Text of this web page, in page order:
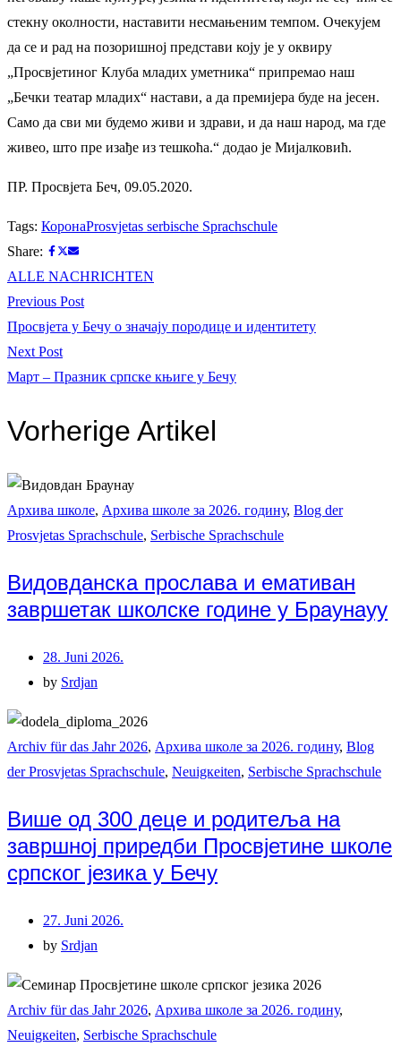
стекну околности, наставити несмањеним темпом. Очекујем
да се и рад на позоришној представи коју је у оквиру
„Просвјетиног Клуба младих уметника“ припремао наш
„Бечки театар младих“ настави, а да премијера буде на јесен.
Само да сви ми будемо живи и здрави, и да наш народ, ма где
живео, што пре изађе из тешкоћа.“ додао је Мијалковић.
ПР. Просвјета Беч, 09.05.2020.
Tags: КоронаProsvjetas serbische Sprachschule
Share:
ALLE NACHRICHTEN
Beitrags-
Navigation
Previous PostPrevious
post:
Просвјета у Бечу о значају породице и идентитету
Next PostNext
post:
Март – Празник српске књиге у Бечу
Vorherige Artikel
Архива школе, Архива школе за 2026. годину, Blog der
Prosvjetas Sprachschule, Serbische Sprachschule
Видовданска прослава и емативан
завршетак школске године у Браунауу
28. Juni 2026.
by Srdjan
Archiv für das Jahr 2026, Архива школе за 2026. годину, Blog
der Prosvjetas Sprachschule, Neuigкeiten, Serbische Sprachschule
Више од 300 деце и родитеља на
завршној приредби Просвјетине школе
српског језика у Бечу
27. Juni 2026.
by Srdjan
Archiv für das Jahr 2026, Архива школе за 2026. годину,
Neuigкeiten, Serbische Sprachschule